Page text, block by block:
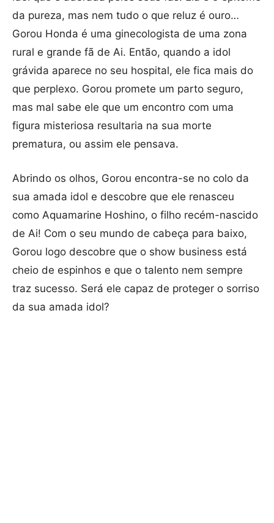
da pureza, mas nem tudo o que reluz é ouro…
Gorou Honda é uma ginecologista de uma zona
rural e grande fã de Ai. Então, quando a idol
grávida aparece no seu hospital, ele fica mais do
que perplexo. Gorou promete um parto seguro,
mas mal sabe ele que um encontro com uma
figura misteriosa resultaria na sua morte
prematura, ou assim ele pensava.
Abrindo os olhos, Gorou encontra-se no colo da
sua amada idol e descobre que ele renasceu
como Aquamarine Hoshino, o filho recém-nascido
de Ai! Com o seu mundo de cabeça para baixo,
Gorou logo descobre que o show business está
cheio de espinhos e que o talento nem sempre
traz sucesso. Será ele capaz de proteger o sorriso
da sua amada idol?